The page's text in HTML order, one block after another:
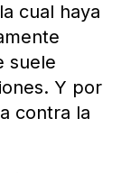
cual haya
suele
Y por
contra la